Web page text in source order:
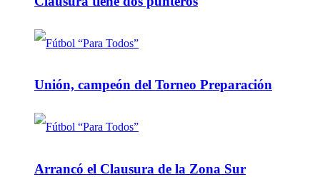
Unión, campeón del Torneo Preparación
Arrancó el Clausura de la Zona Sur